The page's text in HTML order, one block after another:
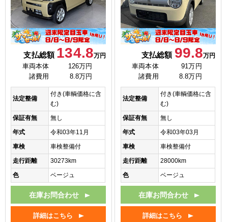
支払総額 134.8万円
車両本体
126万円
諸費用
8.8万円
法定整備
付き(車輌価格に含
む)
保証有無
無し
年式
令和03年11月
車検
車検整備付
走行距離
30273km
色
ベージュ
在庫お問合わせ
詳細はこちら
支払総額 99.8万円
車両本体
91万円
諸費用
8.8万円
法定整備
付き(車輌価格に含
む)
保証有無
無し
年式
令和03年03月
車検
車検整備付
走行距離
28000km
色
ベージュ
在庫お問合わせ
詳細はこちら